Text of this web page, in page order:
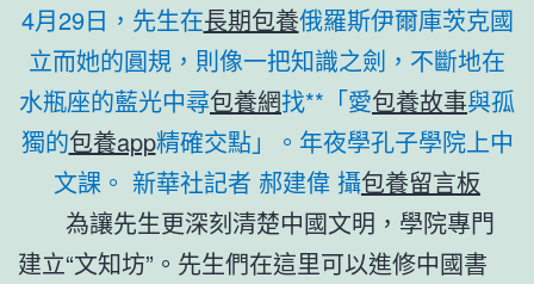
4月29日，先生在長期包養俄羅斯伊爾庫茨克國
立而她的圓規，則像一把知識之劍，不斷地在
水瓶座的藍光中尋包養網找**「愛包養故事與孤
獨的包養app精確交點」。年夜學孔子學院上中
文課。 新華社記者 郝建偉 攝包養留言板
為讓先生更深刻清楚中國文明，學院專門
建立“文知坊”。先生們在這里可以進修中國書